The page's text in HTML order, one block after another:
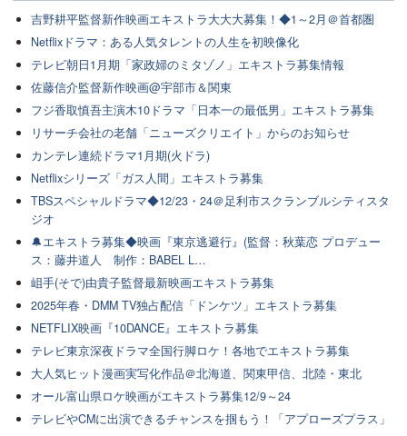
吉野耕平監督新作映画エキストラ大大大募集！◆1～2月＠首都圏
Netflixドラマ：ある人気タレントの人生を初映像化
テレビ朝日1月期「家政婦のミタゾノ」エキストラ募集情報
佐藤信介監督新作映画@宇部市＆関東
フジ香取慎吾主演木10ドラマ「日本一の最低男」エキストラ募集
リサーチ会社の老舗「ニューズクリエイト」からのお知らせ
カンテレ連続ドラマ1月期(火ドラ)
Netflixシリーズ「ガス人間」エキストラ募集
TBSスペシャルドラマ◆12/23・24＠足利市スクランブルシティスタ
ジオ
🔔エキストラ募集◆映画『東京逃避行』(監督：秋葉恋 プロデュー
ス：藤井道人 制作：BABEL L…
岨手(そで)由貴子監督最新映画エキストラ募集
2025年春・DMM TV独占配信「ドンケツ」エキストラ募集
NETFLIX映画『10DANCE』エキストラ募集
テレビ東京深夜ドラマ全国行脚ロケ！各地でエキストラ募集
大人気ヒット漫画実写化作品＠北海道、関東甲信、北陸・東北
オール富山県ロケ映画がエキストラ募集12/9～24
テレビやCMに出演できるチャンスを掴もう！「アプローズプラス」